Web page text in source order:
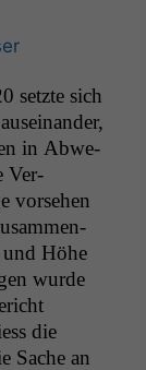
set­zte sich
in Abwe­
Ver­
vorse­hen
und Höhe
wurde
die
Sache an